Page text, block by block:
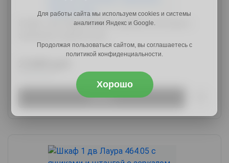
Шкаф 1 дв Лаура 464.05 с двумя штангами с
Купить
Для работы сайта мы используем cookies и системы
аналитики Яндекс и Google.
Продолжая пользоваться сайтом, вы соглашаетесь с
политикой конфиденциальности.
Хорошо